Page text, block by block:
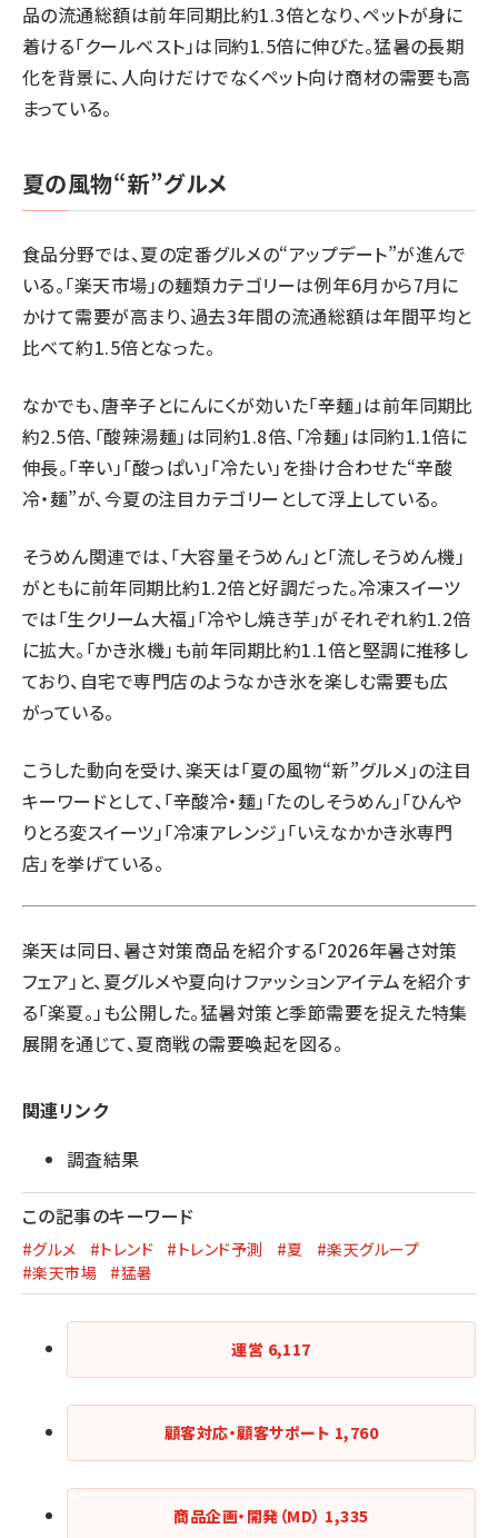
品の流通総額は前年同期比約1.3倍となり、ペットが身に
着ける「クールベスト」は同約1.5倍に伸びた。猛暑の長期
化を背景に、人向けだけでなくペット向け商材の需要も高
まっている。
夏の風物“新”グルメ
食品分野では、夏の定番グルメの“アップデート”が進んで
いる。「楽天市場」の麺類カテゴリーは例年6月から7月に
かけて需要が高まり、過去3年間の流通総額は年間平均と
比べて約1.5倍となった。
なかでも、唐辛子とにんにくが効いた「辛麺」は前年同期比
約2.5倍、「酸辣湯麺」は同約1.8倍、「冷麺」は同約1.1倍に
伸長。「辛い」「酸っぱい」「冷たい」を掛け合わせた“辛酸
冷・麺”が、今夏の注目カテゴリーとして浮上している。
そうめん関連では、「大容量そうめん」と「流しそうめん機」
がともに前年同期比約1.2倍と好調だった。冷凍スイーツ
では「生クリーム大福」「冷やし焼き芋」がそれぞれ約1.2倍
に拡大。「かき氷機」も前年同期比約1.1倍と堅調に推移し
ており、自宅で専門店のようなかき氷を楽しむ需要も広
がっている。
こうした動向を受け、楽天は「夏の風物“新”グルメ」の注目
キーワードとして、「辛酸冷・麺」「たのしそうめん」「ひんや
りとろ変スイーツ」「冷凍アレンジ」「いえなかかき氷専門
店」を挙げている。
楽天は同日、暑さ対策商品を紹介する「2026年暑さ対策
フェア」と、夏グルメや夏向けファッションアイテムを紹介す
る「楽夏。」も公開した。猛暑対策と季節需要を捉えた特集
展開を通じて、夏商戦の需要喚起を図る。
関連リンク
調査結果
この記事のキーワード
#グルメ #トレンド #トレンド予測 #夏
#楽天グループ
#楽天市場
#猛暑
運営 6,117
顧客対応・顧客サポート 1,760
商品企画・開発（MD） 1,335